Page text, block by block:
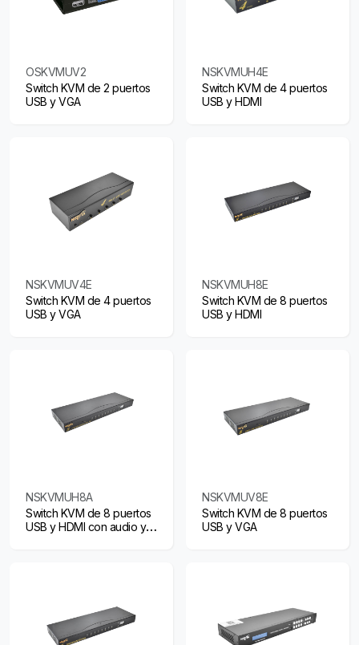
OSKVMUV2
Switch KVM de 2 puertos
USB y VGA
NSKVMUH4E
Switch KVM de 4 puertos
USB y HDMI
NSKVMUV4E
Switch KVM de 4 puertos
USB y VGA
NSKVMUH8E
Switch KVM de 8 puertos
USB y HDMI
NSKVMUH8A
Switch KVM de 8 puertos
USB y HDMI con audio y
NSKVMUV8E
Switch KVM de 8 puertos
USB y VGA